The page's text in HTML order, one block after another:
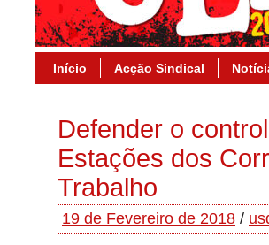
Início Acção Sindical
Defender o
Estações dos
Trabalho
19 de Fevereiro de 2018 /